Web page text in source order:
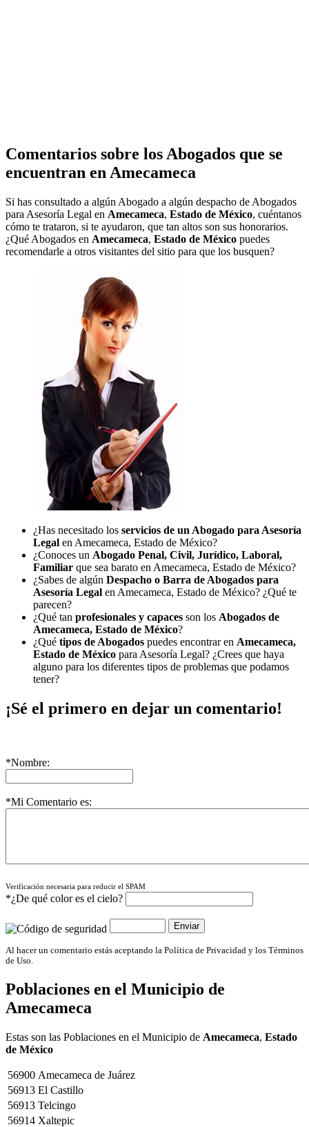
Comentarios sobre los Abogados que se
encuentran en Amecameca
Si has consultado a algún Abogado a algún despacho de Abogados
para Asesoría Legal en Amecameca, Estado de México, cuéntanos
cómo te trataron, si te ayudaron, que tan altos son sus honorarios.
¿Qué Abogados en Amecameca, Estado de México puedes
recomendarle a otros visitantes del sitio para que los busquen?
¿Has necesitado los servicios de un Abogado para Asesoría
Legal en Amecameca, Estado de México?
¿Conoces un Abogado Penal, Civil, Jurídico, Laboral,
Familiar que sea barato en Amecameca, Estado de México?
¿Sabes de algún Despacho o Barra de Abogados para
Asesoría Legal en Amecameca, Estado de México? ¿Qué te
parecen?
¿Qué tan profesionales y capaces son los Abogados de
Amecameca, Estado de México?
¿Qué tipos de Abogados puedes encontrar en Amecameca,
Estado de México para Asesoría Legal? ¿Crees que haya
alguno para los diferentes tipos de problemas que podamos
tener?
¡Sé el primero en dejar un comentario!
*Nombre:
*Mi Comentario es:
Verificación necesaria para reducir el SPAM
*¿De qué color es el cielo?
Al hacer un comentario estás aceptando la Política de Privacidad y los Términos
de Uso.
Poblaciones en el Municipio de
Amecameca
Estas son las Poblaciones en el Municipio de Amecameca, Estado
de México
56900 Amecameca de Juárez
56913 El Castillo
56913 Telcingo
56914 Xaltepic